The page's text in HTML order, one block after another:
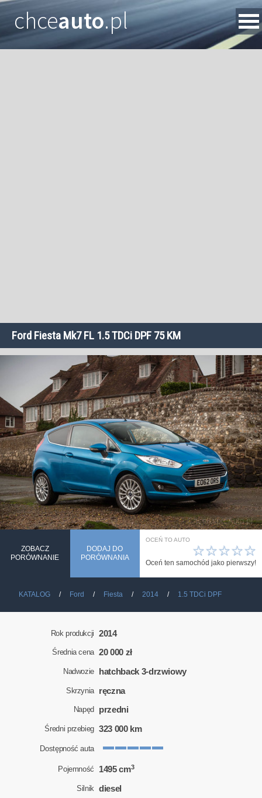
chceauto.pl
Ford Fiesta Mk7 FL 1.5 TDCi DPF 75 KM
ZOBACZ
PORÓWNANIE
DODAJ DO
PORÓWNANIA
OCEŃ TO AUTO
☆
☆
☆
☆
☆
Oceń ten samochód jako pierwszy!
KATALOG Ford Fiesta 2014 1.5 TDCi DPF
Rok produkcji 2014
Średnia cena 20 000 zł
Nadwozie hatchback 3-drzwiowy
Skrzynia ręczna
Napęd przedni
Średni przebieg 323 000 km
Dostępność auta
Pojemność 1495 cm3
Silnik diesel